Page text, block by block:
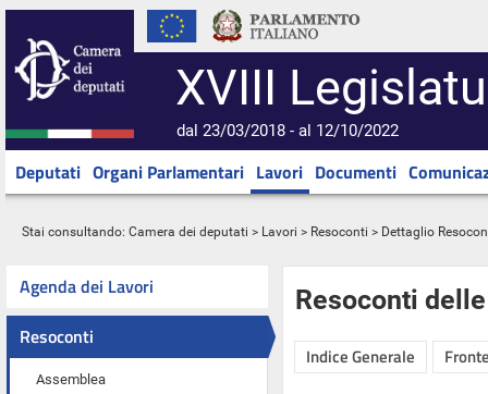
XVIII
dal 23/03/2018 - al 12/10/2022
Deputati Organi Parlamentari Lavori Documenti
Stai consultando: Camera dei deputati > Lavori > Resoconti > Dettaglio
Agenda dei Lavori
Resoconti
Assemblea
Resoconti
Indice Generale